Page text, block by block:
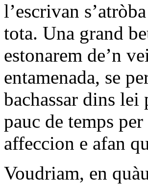
l’escrivan
tota. Una grand
estonarem de’n
entamenada, se
bachassar dins lei
pauc de temps
affeccion e afan
Voudriam, en